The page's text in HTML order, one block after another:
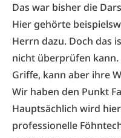
Das war bisher die
Hier gehörte
Herrn dazu. Doch das
nicht überprüfen
Griffe, kann aber ihre
Wir haben den Punkt
Hauptsächlich wird
professionelle